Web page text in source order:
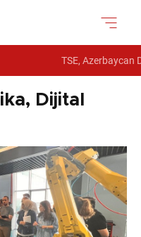
TSE, Azerbaycan
Dijital